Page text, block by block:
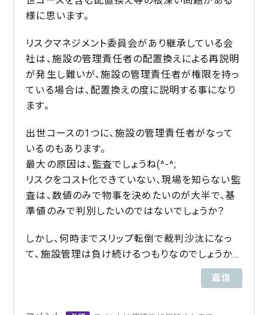
様に思います。
リスクマネジメント委員会があり継承している会
社は、施設の管理責任者の配置換えによる再説明
が発生し難いが、施設の管理責任者が権限を持っ
ている場合は、配置換えの度に説明する事になり
ます。
出世コースの1つに、施設の管理責任者がなって
いるのもあります。
最大の原因は、監査でしょうね(^-^;
リスクをコスト化できていない、現場を知らない監
査は、数値のみで物事を決めたいのが大半で、基
準値のみで判別したいのではないでしょうか？
しかし、何時までスリップ転倒で裁判沙汰になっ
て、施設管理は負け続けるつもりなのでしょうか…
返信